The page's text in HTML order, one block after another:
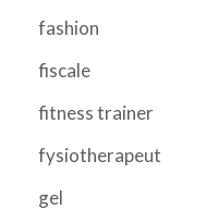
fashion
fiscale
fitness trainer
fysiotherapeut
gel